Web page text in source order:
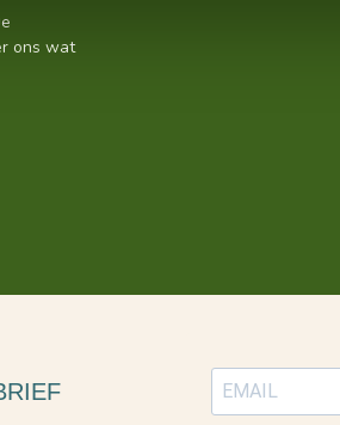
ons wat